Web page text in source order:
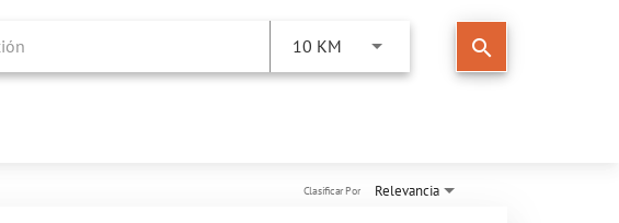
10 KM search
Relevancia
Clasificar Por